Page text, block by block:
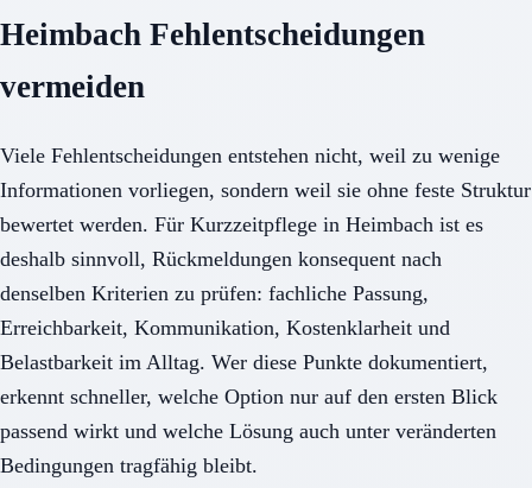
Heimbach Fehlentscheidungen
vermeiden
Viele Fehlentscheidungen entstehen nicht, weil zu wenige
Informationen vorliegen, sondern weil sie ohne feste Struktur
bewertet werden. Für Kurzzeitpflege in Heimbach ist es
deshalb sinnvoll, Rückmeldungen konsequent nach
denselben Kriterien zu prüfen: fachliche Passung,
Erreichbarkeit, Kommunikation, Kostenklarheit und
Belastbarkeit im Alltag. Wer diese Punkte dokumentiert,
erkennt schneller, welche Option nur auf den ersten Blick
passend wirkt und welche Lösung auch unter veränderten
Bedingungen tragfähig bleibt.